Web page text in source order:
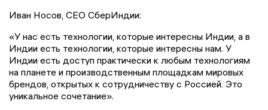
Иван Носов, СЕО СберИндии:
«У нас есть технологии, которые интересны Индии, а в
Индии есть технологии, которые интересны нам. У
Индии есть доступ практически к любым технологиям
на планете и производственным площадкам мировых
брендов, открытых к сотрудничеству с Россией. Это
уникальное сочетание».